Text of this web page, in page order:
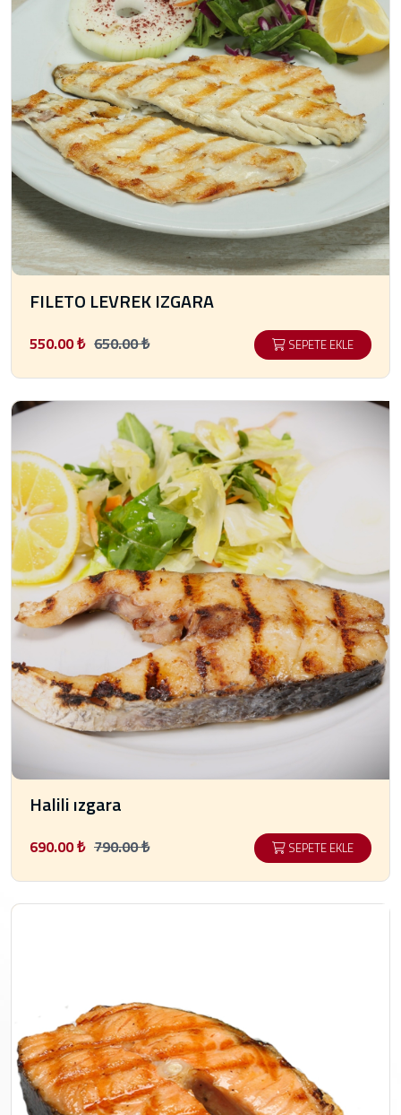
FILETO LEVREK IZGARA
550.00 ₺ 650.00 ₺ SEPETE EKLE
Halili ızgara
690.00 ₺ 790.00 ₺ SEPETE EKLE